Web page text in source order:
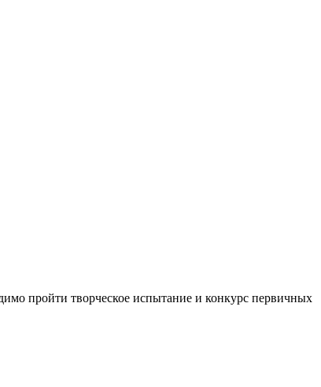
пройти творческое испытание и конкурс первичных